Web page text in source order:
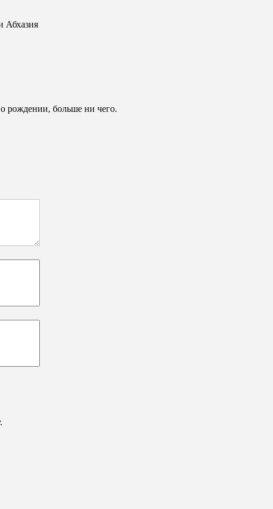
Абхазия
рождении, больше ни чего.